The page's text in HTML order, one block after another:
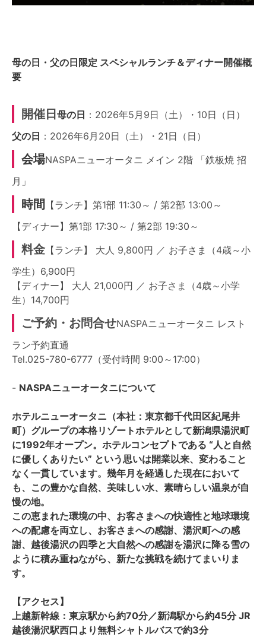
母の日・父の日限定 スペシャルランチ＆ディナー開催概
要
開催日 母の日 ：2026年5月9日（土）・10日（日）
父の日 ：2026年6月20日（土）・21日（日）
会場NASPAニューオータニ メイン 2階 「鉄板焼 招
月」
時間
【ランチ】第1部 11:30～ / 第2部 13:00～
【ディナー】第1部 17:30～ / 第2部 19:30～
料金 【ランチ】 大人 9,800円 ／ お子さま（4歳～小
学生）6,900円
【ディナー】 大人 21,000円 ／ お子さま（4歳～小学
生）14,700円
ご予約・お問合せNASPAニューオータニ レスト
ラン予約直通
Tel.025-780-6777（受付時間 9:00～17:00）
- NASPAニューオータニについて
ホテルニューオータニ（本社：東京都千代田区紀尾井
町）グループの本格リゾートホテルとして新潟県湯沢町
に1992年オープン。ホテルコンセプトである “人と自然
に優しくありたい” という思いは開業以来、変わること
なく一貫しています。幾年月を経過した現在において
も、この豊かな自然、美味しい水、素晴らしい温泉が自
慢の地。
この恵まれた環境の中、お客さまへの快適性と地球環境
への配慮を両立し、お客さまへの感謝、湯沢町への感
謝、越後湯沢の四季と大自然への感謝を湯沢に降る雪の
ように積み重ねながら、新たな挑戦を続けてまいりま
す。
【アクセス】
上越新幹線：東京駅から約70分／新潟駅から約45分 JR
越後湯沢駅西口より無料シャトルバスで約3分